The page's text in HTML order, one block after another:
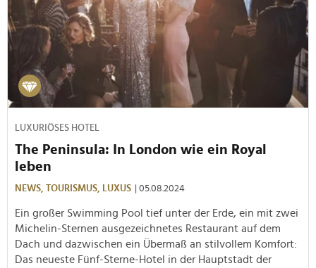
LUXURIÖSES HOTEL
The Peninsula: In London wie ein Royal
leben
NEWS, TOURISMUS, LUXUS | 05.08.2024
Ein großer Swimming Pool tief unter der Erde, ein mit zwei
Michelin-Sternen ausgezeichnetes Restaurant auf dem
Dach und dazwischen ein Übermaß an stilvollem Komfort:
Das neueste Fünf-Sterne-Hotel in der Hauptstadt der